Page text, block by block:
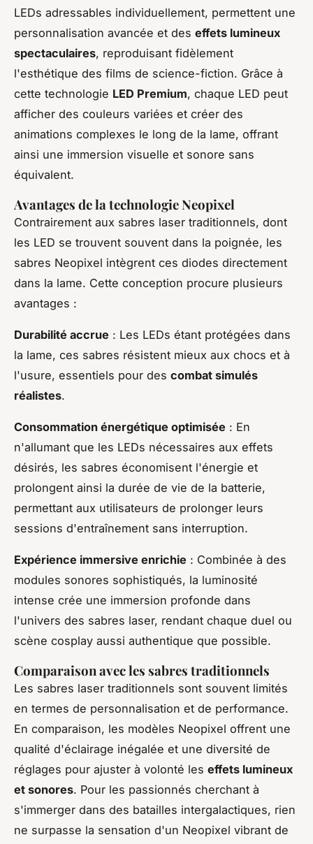
LEDs adressables individuellement, permettent une
personnalisation avancée et des effets lumineux
spectaculaires, reproduisant fidèlement
l'esthétique des films de science-fiction. Grâce à
cette technologie LED Premium, chaque LED peut
afficher des couleurs variées et créer des
animations complexes le long de la lame, offrant
ainsi une immersion visuelle et sonore sans
équivalent.
Avantages de la technologie Neopixel
Contrairement aux sabres laser traditionnels, dont
les LED se trouvent souvent dans la poignée, les
sabres Neopixel intègrent ces diodes directement
dans la lame. Cette conception procure plusieurs
avantages :
Durabilité accrue : Les LEDs étant protégées dans
la lame, ces sabres résistent mieux aux chocs et à
l'usure, essentiels pour des combat simulés
réalistes.
Consommation énergétique optimisée : En
n'allumant que les LEDs nécessaires aux effets
désirés, les sabres économisent l'énergie et
prolongent ainsi la durée de vie de la batterie,
permettant aux utilisateurs de prolonger leurs
sessions d'entraînement sans interruption.
Expérience immersive enrichie : Combinée à des
modules sonores sophistiqués, la luminosité
intense crée une immersion profonde dans
l'univers des sabres laser, rendant chaque duel ou
scène cosplay aussi authentique que possible.
Comparaison avec les sabres traditionnels
Les sabres laser traditionnels sont souvent limités
en termes de personnalisation et de performance.
En comparaison, les modèles Neopixel offrent une
qualité d'éclairage inégalée et une diversité de
réglages pour ajuster à volonté les effets lumineux
et sonores. Pour les passionnés cherchant à
s'immerger dans des batailles intergalactiques, rien
ne surpasse la sensation d'un Neopixel vibrant de